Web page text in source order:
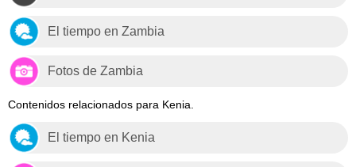
El tiempo en Zambia
Fotos de Zambia
Contenidos relacionados para Kenia.
El tiempo en Kenia